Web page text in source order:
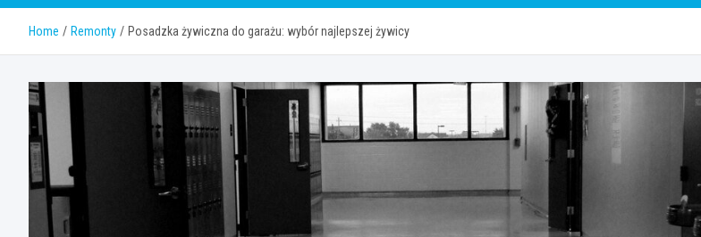
Home Remonty Posadzka żywiczna do garażu: wybór najlepszej żywicy